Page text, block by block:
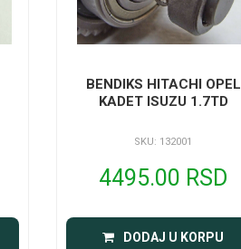
BENDIKS HITACHI OPEL
KADET ISUZU 1.7TD
SKU: 132001
4495.00 RSD
DODAJ U KORPU